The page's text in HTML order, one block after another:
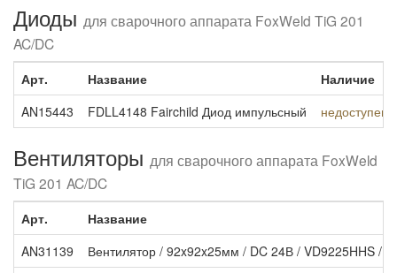
Диоды для сварочного аппарата FoxWeld TiG 201
AC/DC
Арт. Название
Наличие
AN15443
FDLL4148 Fairchild Диод импульсный недоступен
Вентиляторы для сварочного аппарата FoxWeld
TiG 201 AC/DC
Арт.
Название
AN31139
Вентилятор / 92x92x25мм / DC 24В / VD9225HHS /